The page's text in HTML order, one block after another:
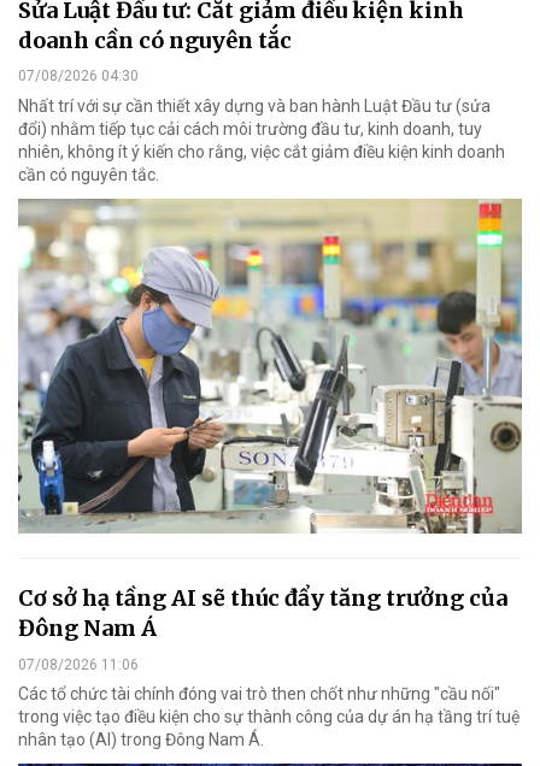
Sửa Luật Đầu tư: Cắt giảm điều kiện kinh
doanh cần có nguyên tắc
07/08/2026 04:30
Nhất trí với sự cần thiết xây dựng và ban hành Luật Đầu tư (sửa
đổi) nhằm tiếp tục cải cách môi trường đầu tư, kinh doanh, tuy
nhiên, không ít ý kiến cho rằng, việc cắt giảm điều kiện kinh doanh
cần có nguyên tắc.
Cơ sở hạ tầng AI sẽ thúc đẩy tăng trưởng của
Đông Nam Á
07/08/2026 11:06
Các tổ chức tài chính đóng vai trò then chốt như những "cầu nối"
trong việc tạo điều kiện cho sự thành công của dự án hạ tầng trí tuệ
nhân tạo (AI) trong Đông Nam Á.